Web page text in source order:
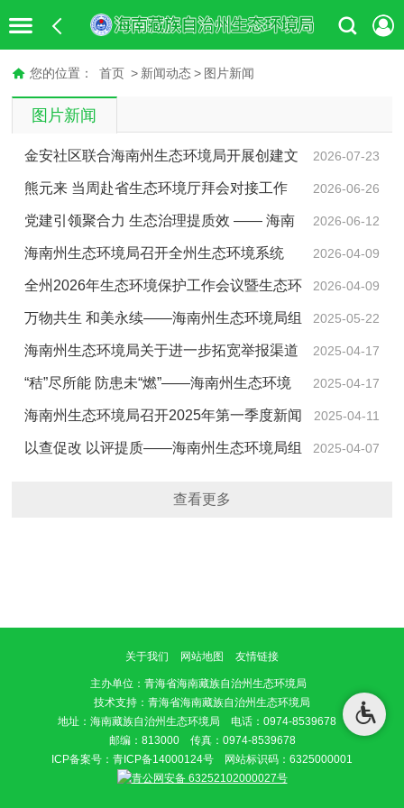
您的位置： 首页 > 新闻动态 > 图片新闻
图片新闻
2026-07-23
金安社区联合海南州生态环境局开展创建文
明城市专项整治行动 2026-06-26
熊元来 当周赴省生态环境厅拜会对接工作
2026-06-12
党建引领聚合力 生态治理提质效 —— 海南
州以“十化”党建推动生态保护与人居环境整治走深走实
2026-04-09
海南州生态环境局召开全州生态环境系统
2026年度党风廉政建设工作会议 2026-04-09
全州2026年生态环境保护工作会议暨生态环
境保护督察反馈问题整改推进会召开 2025-05-22
万物共生 和美永续——海南州生态环境局组
织开展国际生物多样性日宣传活动 2025-04-17
海南州生态环境局关于进一步拓宽举报渠道
纵深推进群众身边不正之风和腐败问题集中整治的公告
2025-04-17
“秸”尽所能 防患未“燃”——海南州生态环境
局积极开展秸秆焚烧管控宣传活动 2025-04-11
海南州生态环境局召开2025年第一季度新闻
发布会 2025-04-07
以查促改 以评提质——海南州生态环境局组
查看更多
关于我们 网站地图 友情链接
主办单位 ：青海省海南藏族自治州生态环境局
技术支持：青海省海南藏族自治州生态环境局
地址：海南藏族自治州生态环境局 电话：0974-8539678
邮编：813000 传真：0974-8539678
ICP备案号： 青ICP备14000124号 网站标识码：6325000001
青公网安备 63252102000027号